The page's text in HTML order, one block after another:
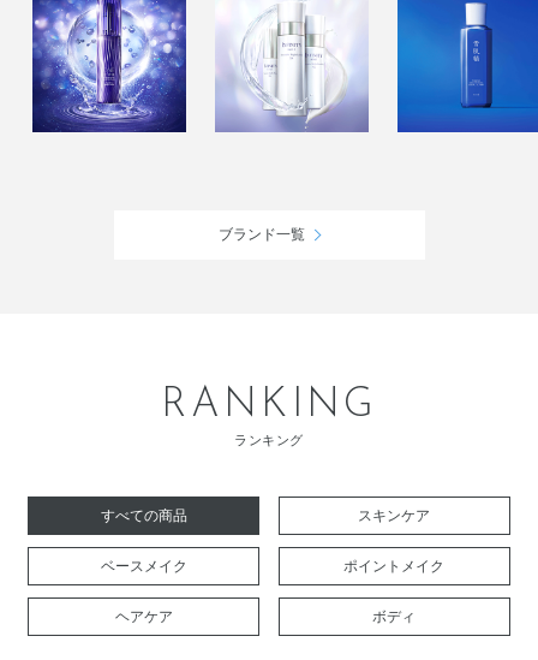
ブランド一覧
RANKING
ランキング
すべての商品 スキンケア
ベースメイク ポイントメイク
ヘアケア ボディ